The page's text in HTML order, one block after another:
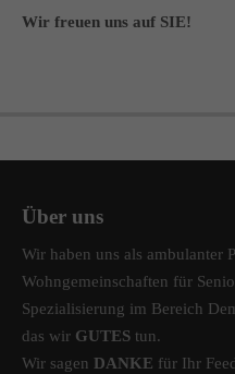
Wir freuen uns auf SIE!
Über uns
Wir haben uns als ambulanter
Wohngemeinschaften für
Spezialisierung im Bereich
das wir GUTES tun.
Wir sagen DANKE für Ihr